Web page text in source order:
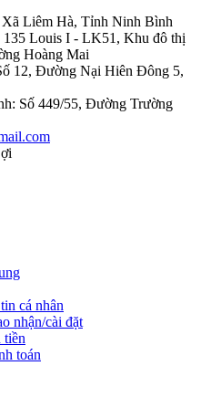
Liêm Hà, Tỉnh Ninh Bình
Louis I - LK51, Khu đô thị
Hoàng Mai
12, Đường Nại Hiên Đông 5,
Số 449/55, Đường Trường
cá nhân
nhận/cài đặt
tiền
toán